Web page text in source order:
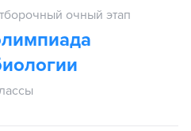
очный этап